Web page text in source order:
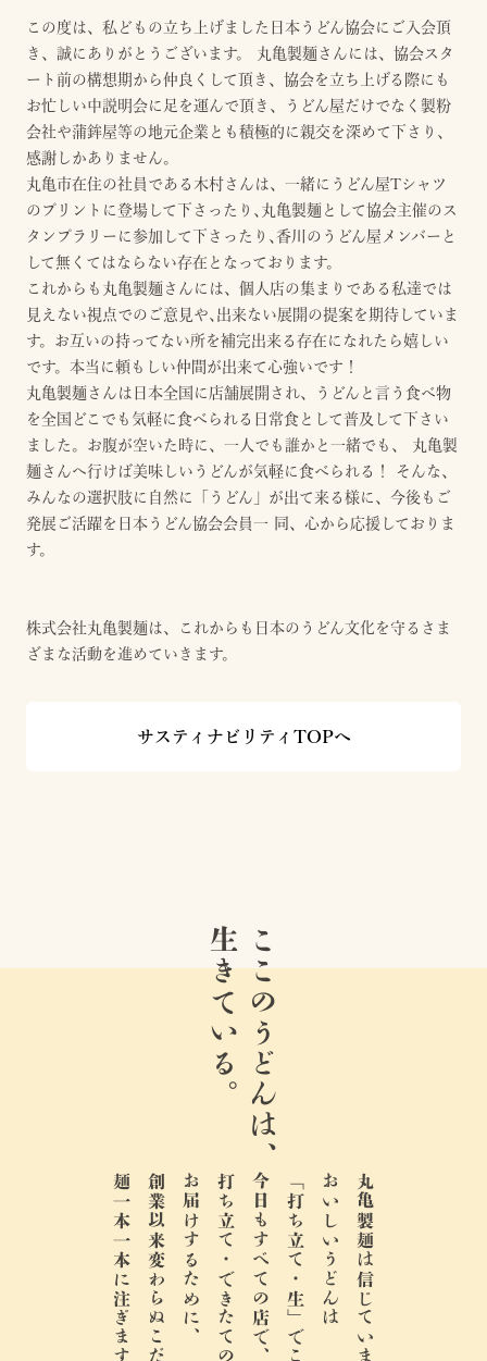
この度は、私どもの立ち上げました日本うどん協会にご入会頂
き、誠にありがとうございます。 丸亀製麺さんには、協会スタ
ート前の構想期から仲良くして頂き、協会を立ち上げる際にも
お忙しい中説明会に足を運んで頂き、うどん屋だけでなく製粉
会社や蒲鉾屋等の地元企業とも積極的に親交を深めて下さり、
感謝しかありません。
丸亀市在住の社員である木村さんは、一緒にうどん屋Tシャツ
のプリントに登場して下さったり､丸亀製麺として協会主催のス
タンプラリーに参加して下さったり､香川のうどん屋メンバーと
して無くてはならない存在となっております。
これからも丸亀製麺さんには、個人店の集まりである私達では
見えない視点でのご意見や､出来ない展開の提案を期待していま
す。お互いの持ってない所を補完出来る存在になれたら嬉しい
です。本当に頼もしい仲間が出来て心強いです！
丸亀製麺さんは日本全国に店舗展開され、うどんと言う食べ物
を全国どこでも気軽に食べられる日常食として普及して下さい
ました。お腹が空いた時に、一人でも誰かと一緒でも、 丸亀製
麺さんへ行けば美味しいうどんが気軽に食べられる！ そんな、
みんなの選択肢に自然に「うどん」が出て来る様に、今後もご
発展ご活躍を日本うどん協会会員一 同、心から応援しておりま
す。
株式会社丸亀製麺は、これからも日本のうどん文化を守るさま
ざまな活動を進めていきます。
サスティナビリティTOPへ
ここのうどんは、
生きている。
丸亀製麺は信じています。
おいしいうどんは
「打ち立て・生」でこそ。
今日もすべての店で、
お届けするために、
麺一本一本に注ぎます。